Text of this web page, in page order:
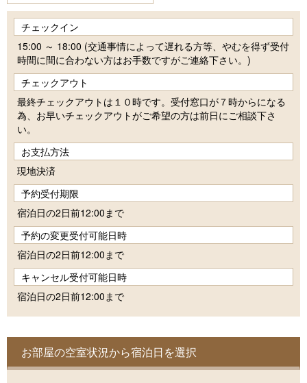
チェックイン
15:00 ～ 18:00 (交通事情によって遅れる方等、やむを得ず受付
時間に間に合わない方はお手数ですがご連絡下さい。)
チェックアウト
最終チェックアウトは１０時です。受付窓口が７時からになる
為、お早いチェックアウトがご希望の方は前日にご相談下さ
い。
お支払方法
現地決済
予約受付期限
宿泊日の2日前12:00まで
予約の変更受付可能日時
宿泊日の2日前12:00まで
キャンセル受付可能日時
宿泊日の2日前12:00まで
お部屋の空室状況から宿泊日を選択